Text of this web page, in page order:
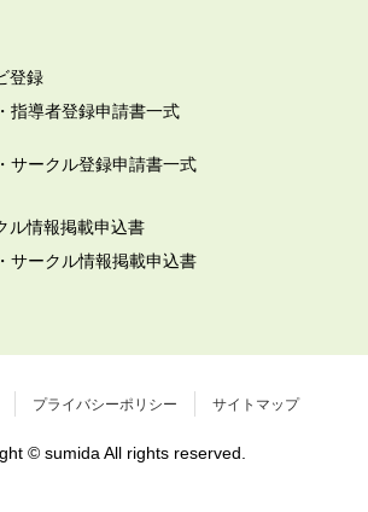
登録
指導者登録申請書一式
サークル登録申請書一式
ル情報掲載申込書
サークル情報掲載申込書
プライバシーポリシー サイトマップ
© sumida All rights reserved.